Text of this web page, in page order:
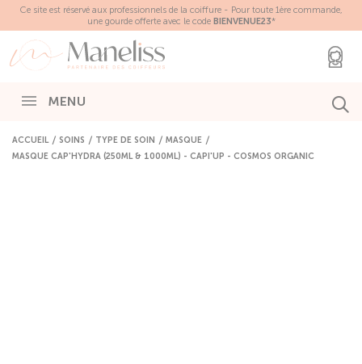
Ce site est réservé aux professionnels de la coiffure - Pour toute 1ère commande,
une gourde offerte avec le code BIENVENUE23*
MENU
ACCUEIL SOINS TYPE DE SOIN
MASQUE
MASQUE CAP'HYDRA (250ML & 1000ML) - CAPI'UP - COSMOS ORGANIC
Panneau de gestion des cookies